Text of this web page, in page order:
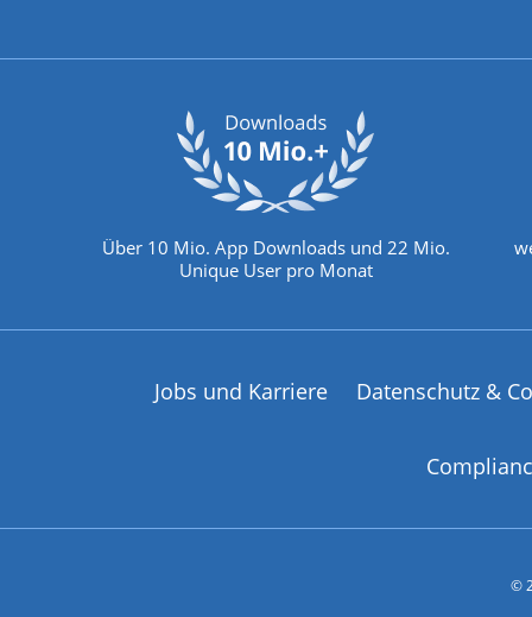
Über 10 Mio. App Downloads und 22 Mio.
Unique User pro Monat
Jobs und Karriere Datenschutz &
©